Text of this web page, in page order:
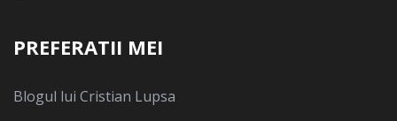
PREFERATII MEI
Blogul lui Cristian Lupsa